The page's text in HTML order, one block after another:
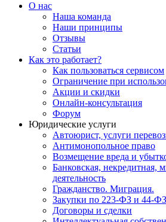
О нас
Наша команда
Наши принципы
Отзывы
Статьи
Как это работает?
Как пользоваться сервисом
Ограничение при
Акции и скидки
Онлайн-консультация
Форум
Юридические услуги
Автоюрист, услуги
Антимонопольное право
Возмещение вреда и
Банковская, некредитная,
деятельность
Гражданство. Миграция.
Закупки по 223-ФЗ и 44-ФЗ
Договоры и сделки